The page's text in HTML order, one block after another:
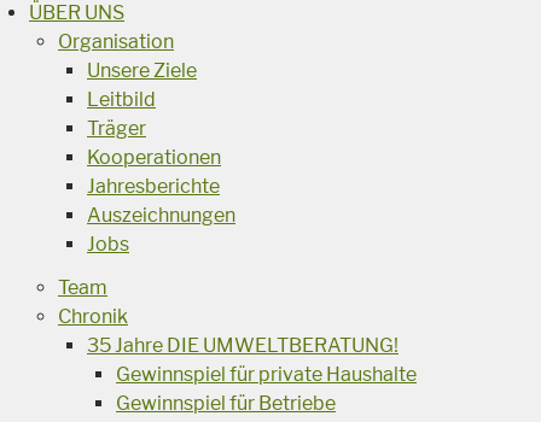
ÜBER UNS
Organisation
Unsere Ziele
Leitbild
Träger
Kooperationen
Jahresberichte
Auszeichnungen
Jobs
Team
Chronik
35 Jahre DIE UMWELTBERATUNG!
Gewinnspiel für private Haushalte
Gewinnspiel für Betriebe